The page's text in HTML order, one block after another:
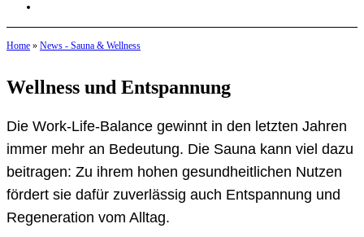
Home » News - Sauna & Wellness
Wellness und Entspannung
Die Work-Life-Balance gewinnt in den letzten Jahren
immer mehr an Bedeutung. Die Sauna kann viel dazu
beitragen: Zu ihrem hohen gesundheitlichen Nutzen
fördert sie dafür zuverlässig auch Entspannung und
Regeneration vom Alltag.